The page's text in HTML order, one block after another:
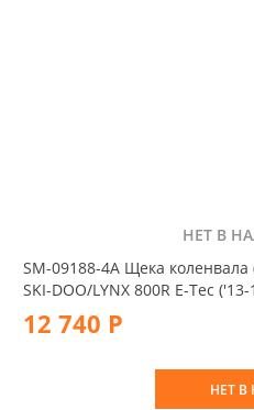
НЕТ В
SM-09188-4A Щека коленвала
SKI-DOO/LYNX 800R E-Tec
12 740 Р
НЕТ